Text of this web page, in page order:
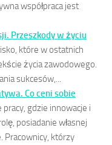
współpraca jest
Przeszkody w życiu
które w ostatnich
życia zawodowego.
sukcesów,...
Co ceni sobie
gdzie innowacje i
posiadanie własnej
Pracownicy, którzy